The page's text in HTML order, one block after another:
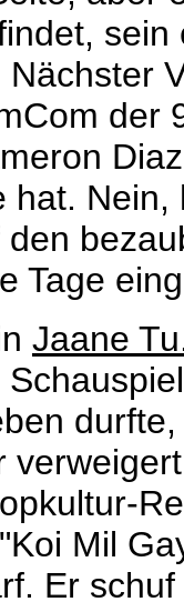
der
hat.
Tage
Jaane
Mil
Er